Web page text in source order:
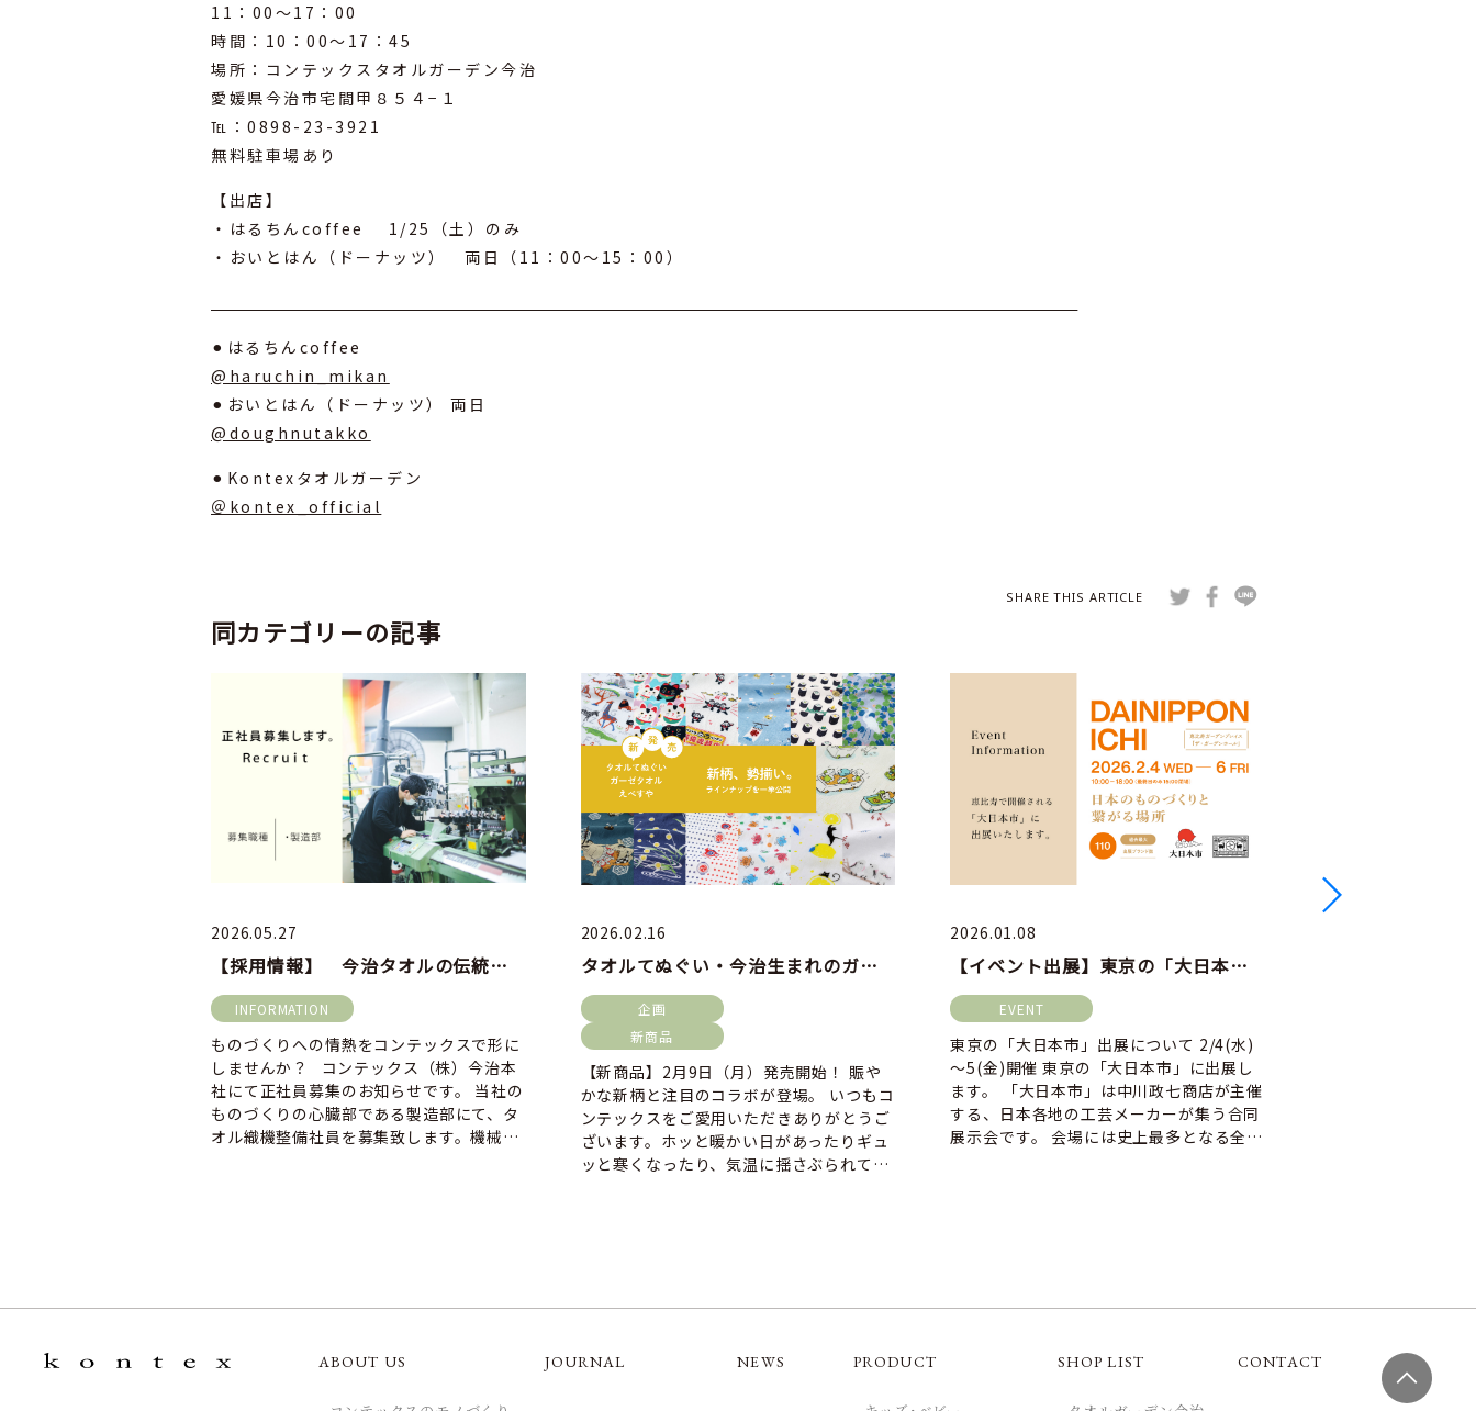
11：00～17：00
時間：10：00～17：45
場所：コンテックスタオルガーデン今治
愛媛県今治市宅間甲８５４−１
℡：0898-23-3921
無料駐車場あり
【出店】
・はるちんcoffee 1/25（土）のみ
・おいとはん（ドーナッツ） 両日（11：00～15：00）
⚫︎はるちんcoffee
@haruchin_mikan
⚫︎おいとはん（ドーナッツ） 両日
@doughnutakko
⚫︎Kontexタオルガーデン
＠kontex_official
SHARE THIS ARTICLE
同カテゴリーの記事
2026.05.27
【採用情報】 今治タオルの伝統と革新を支える、コンテックス製造部の仲間を募集します！
INFORMATION
ものづくりへの情熱をコンテックスで形に
しませんか？ コンテックス（株）今治本
社にて正社員募集のお知らせです。 当社の
ものづくりの心臓部である製造部にて、タ
オル織機整備社員を募集致します。機械を
2026.02.16
タオルてぬぐい・今治生まれのガーゼタオルの新柄紹介。
企画
新商品
【新商品】2月9日（月）発売開始！ 賑や
かな新柄と注目のコラボが登場。 いつもコ
ンテックスをご愛用いただきありがとうご
ざいます。ホッと暖かい日があったりギュ
ッと寒くなったり、気温に揺さぶられてお
2026.01.08
【イベント出展】東京の「大日本市」出展について
EVENT
東京の「大日本市」出展について 2/4(水)
～5(金)開催 東京の「大日本市」に出展し
ます。 「大日本市」は中川政七商店が主催
する、日本各地の工芸メーカーが集う合同
展示会です。 会場には史上最多となる全国
ABOUT US JOURNAL NEWS PRODUCT SHOP LIST CONTACT